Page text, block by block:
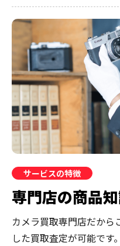
サービスの特徴
専門店の商品
カメラ買取専門店だから
した買取査定が可能です